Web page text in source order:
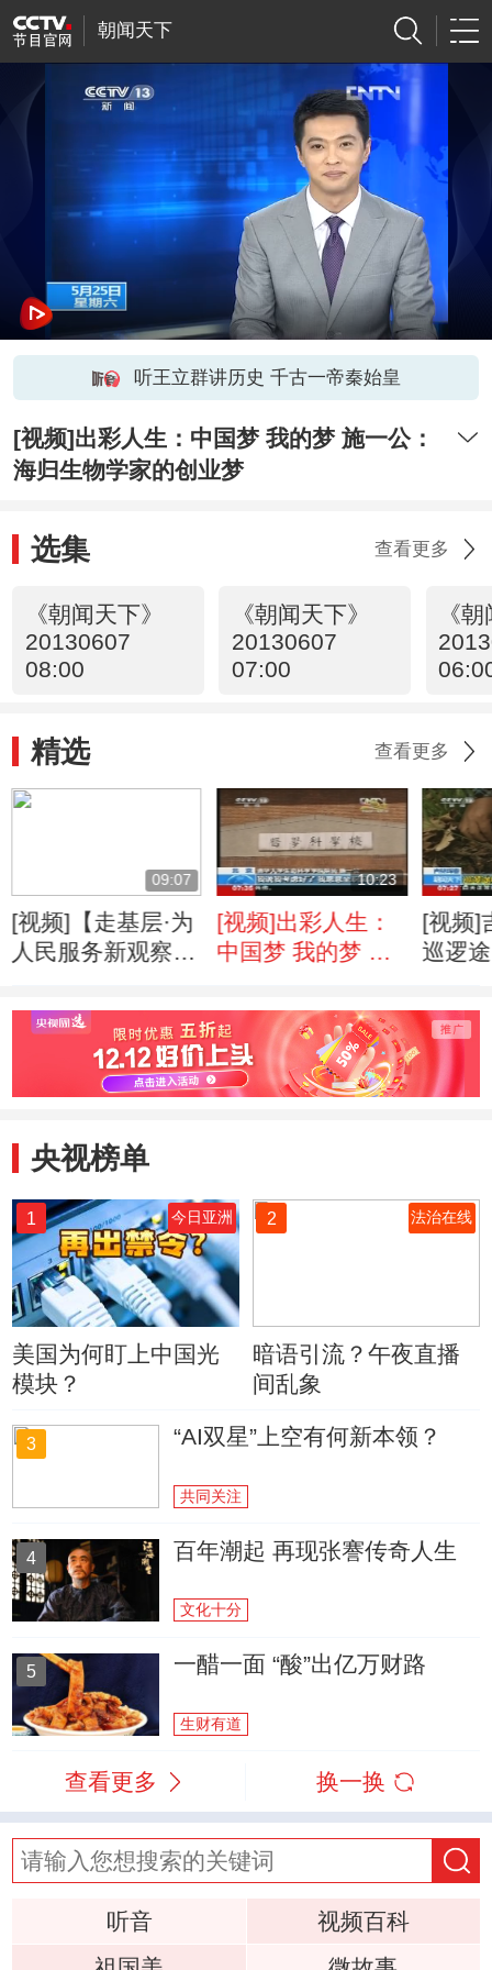
朝闻天下
听王立群讲历史 千古一帝秦始皇
[视频]出彩人生：中国梦 我的梦 施一公：
海归生物学家的创业梦
选集 查看更多
《朝闻天下》
20130607
08:00
《朝闻天下》
20130607
07:00
《
精选 查看更多
09:07
[视频]【走基层·为
人民服务新观察】
与熊家的第一次接
触
10:23
[视频]出彩人生：
中国梦 我的梦 施
家的创业梦
[视频]
巡逻
央视榜单
1 今日亚洲
美国为何盯上中国光
模块？
2 法治在线
暗语引流？午夜直播
间乱象
3 “AI双星”上空有何新本领？
共同关注
4 百年潮起 再现张謇传奇人生
文化十分
5 一醋一面 “酸”出亿万财路
生财有道
查看更多 换一换
听音
视频百科